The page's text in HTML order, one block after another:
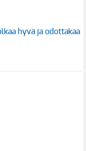
hyvä ja odottakaa